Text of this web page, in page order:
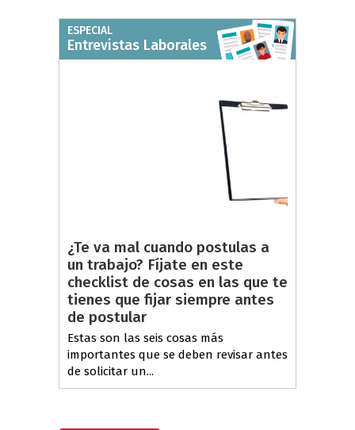
ESPECIAL
Entrevistas Laborales
¿Te va mal cuando postulas a
un trabajo? Fíjate en este
checklist de cosas en las que te
tienes que fijar siempre antes
de postular
Estas son las seis cosas más
importantes que se deben revisar antes
de solicitar un...